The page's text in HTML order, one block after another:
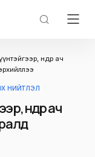
өндөр ач
НИЙТЛЭЛ
өндөр ач